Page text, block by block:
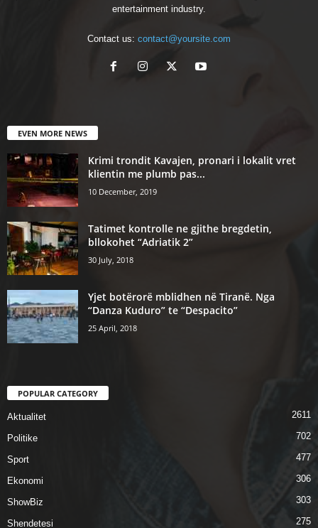
entertainment industry.
Contact us: contact@yoursite.com
EVEN MORE NEWS
Krimi trondit Kavajen, pronari i lokalit vret
klientin me plumb pas...
10 December, 2019
Tatimet kontrolle ne gjithe bregdetin,
bllokohet “Adriatik 2”
30 July, 2018
Yjet botërorë mblidhen në Tiranë. Nga
“Danza Kuduro” te “Despacito”
25 April, 2018
POPULAR CATEGORY
Aktualitet 2611
Politike 702
Sport 477
Ekonomi 306
ShowBiz 303
Shendetesi 275